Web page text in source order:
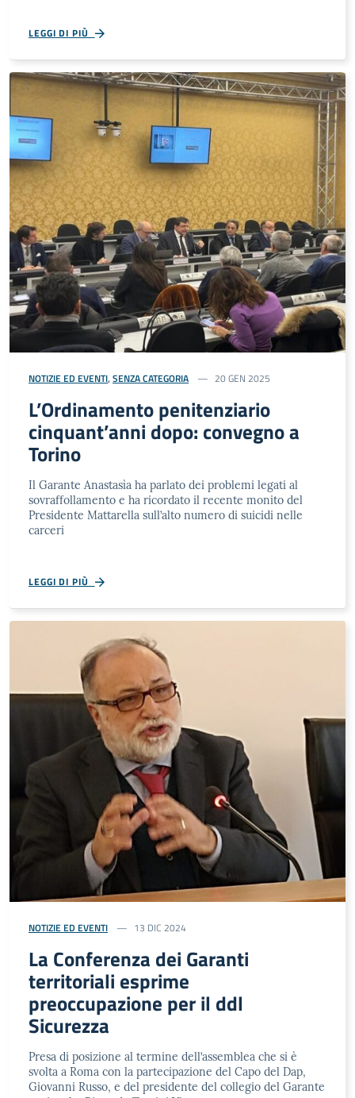
LEGGI DI PIÙ
NOTIZIE ED EVENTI, SENZA CATEGORIA 20 GEN 2025
L’Ordinamento penitenziario
cinquant’anni dopo: convegno a
Torino
Il Garante Anastasìa ha parlato dei problemi legati al
sovraffollamento e ha ricordato il recente monito del
Presidente Mattarella sull’alto numero di suicidi nelle
carceri
LEGGI DI PIÙ
NOTIZIE ED EVENTI 13 DIC 2024
La Conferenza dei Garanti
territoriali esprime
preoccupazione per il ddl
Sicurezza
Presa di posizione al termine dell’assemblea che si è
svolta a Roma con la partecipazione del Capo del Dap,
Giovanni Russo, e del presidente del collegio del Garante